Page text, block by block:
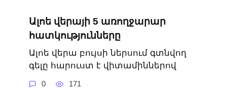
Ալոե վերայի 5 առողջարար
հատկությունները
Ալոե վերա բույսի ներսում գտնվող
գելը հարուստ է վիտամիններով
0 171